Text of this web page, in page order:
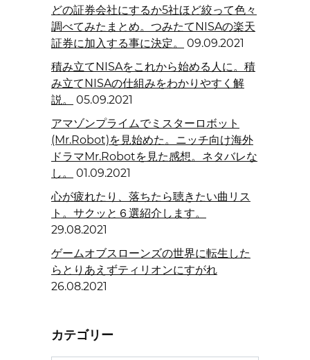
どの証券会社にするか5社ほど絞って色々
調べてみたまとめ。つみたてNISAの楽天
証券に加入する事に決定。
09.09.2021
積み立てNISAをこれから始める人に。積
み立てNISAの仕組みをわかりやすく解
説。
05.09.2021
アマゾンプライムでミスターロボット
(Mr.Robot)を見始めた。ニッチ向け海外
ドラマMr.Robotを見た感想。ネタバレな
し。
01.09.2021
心が疲れたり、落ちたら聴きたい曲リス
ト。サクッと６選紹介します。
29.08.2021
ゲームオブスローンズの世界に転生した
らとりあえずティリオンにすがれ
26.08.2021
カテゴリー